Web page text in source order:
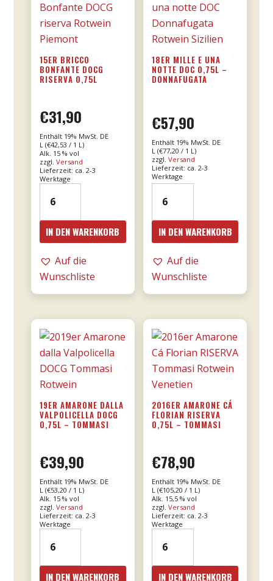
15ER BRICCO
BONFANTE DOCG
RISERVA 0,75L
€31,90
Enthält 19% MwSt. DE
L (€42,53 / 1 L)
Alk. 15 % vol
zzgl. Versand
Lieferzeit: ca. 2-3
Werktage
Bricco
Bonfante
DOCG
riserva
0,75l
IN DEN WARENKORB
Auf die
Wunschliste
18ER MILLE E UNA
NOTTE DOC 0,75L –
DONNAFUGATA
€57,90
Enthält 19% MwSt. DE
L (€77,20 / 1 L)
zzgl.Versand
Lieferzeit: ca. 2-3
Werktage
Mille
e
una
notte
DOC
Donnafugata
Menge
IN DEN WARENKORB
Auf die
Wunschliste
19ER AMARONE DALLA
VALPOLICELLA DOCG
0,75L – TOMMASI
€39,90
Enthält 19% MwSt. DE
L (€53,20 / 1 L)
Alk. 15 % vol
zzgl. Versand
Lieferzeit: ca. 2-3
Werktage
Amarone
dalla
IN DEN WARENKORB
2016ER AMARONE CÁ
FLORIAN RISERVA
0,75L – TOMMASI
€78,90
Enthält 19% MwSt. DE
L (€105,20 / 1 L)
Alk. 15,5 % vol
zzgl.Versand
Lieferzeit: ca. 2-3
Werktage
Amarone
Cá
IN DEN WARENKORB